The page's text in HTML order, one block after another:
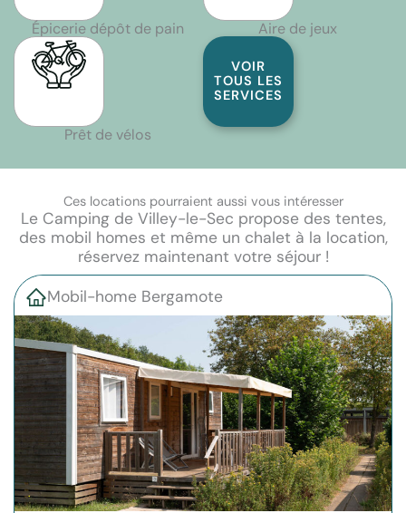
Épicerie dépôt de pain Aire de jeux
Prêt de vélos
VOIR
TOUS LES
SERVICES
Ces locations pourraient aussi vous intéresser
Le Camping de Villey-le-Sec propose des tentes,
des mobil homes et même un chalet à la location,
réservez maintenant votre séjour !
Mobil-home Bergamote